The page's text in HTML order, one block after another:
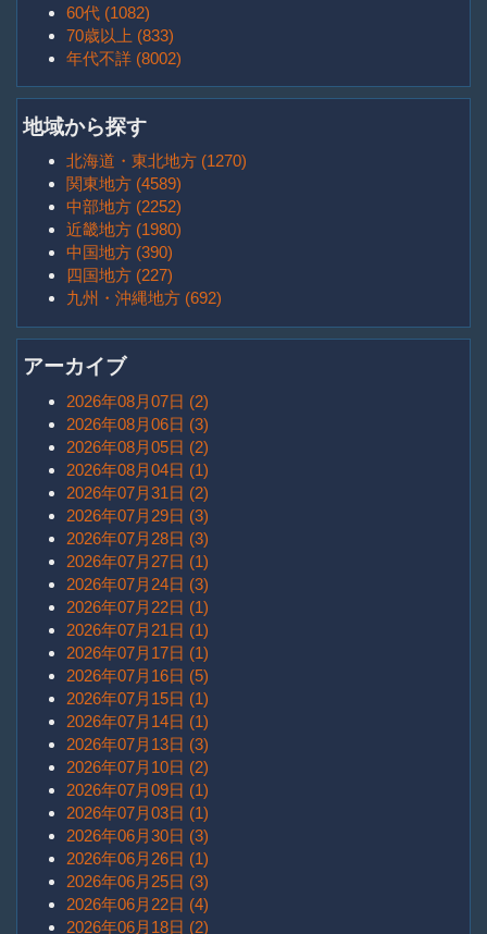
60代 (1082)
70歳以上 (833)
年代不詳 (8002)
地域から探す
北海道・東北地方 (1270)
関東地方 (4589)
中部地方 (2252)
近畿地方 (1980)
中国地方 (390)
四国地方 (227)
九州・沖縄地方 (692)
アーカイブ
2026年08月07日 (2)
2026年08月06日 (3)
2026年08月05日 (2)
2026年08月04日 (1)
2026年07月31日 (2)
2026年07月29日 (3)
2026年07月28日 (3)
2026年07月27日 (1)
2026年07月24日 (3)
2026年07月22日 (1)
2026年07月21日 (1)
2026年07月17日 (1)
2026年07月16日 (5)
2026年07月15日 (1)
2026年07月14日 (1)
2026年07月13日 (3)
2026年07月10日 (2)
2026年07月09日 (1)
2026年07月03日 (1)
2026年06月30日 (3)
2026年06月26日 (1)
2026年06月25日 (3)
2026年06月22日 (4)
2026年06月18日 (2)